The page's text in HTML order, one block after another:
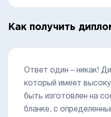
Как получить
Ответ один – никак!
который имеет
быть изготовлен на
бланке, с